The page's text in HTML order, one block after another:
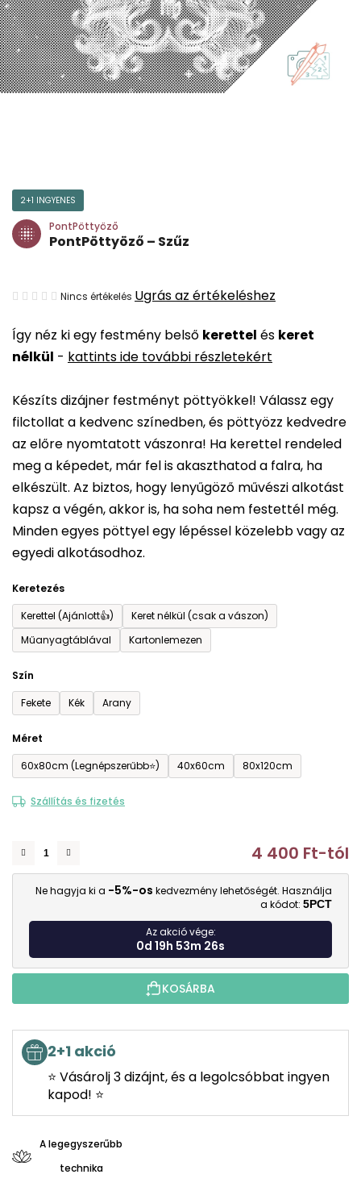
Így néz ki egy festmény belső kerettel és keret
nélkül - kattints ide további részletekért
Készíts dizájner festményt pöttyökkel! Válassz egy
filctollat a kedvenc színedben, és pöttyözz kedvedre
az előre nyomtatott vászonra! Ha kerettel rendeled
meg a képedet, már fel is akaszthatod a falra, ha
elkészült. Az biztos, hogy lenyűgöző művészi alkotást
kapsz a végén, akkor is, ha soha nem festettél még.
Minden egyes pöttyel egy lépéssel közelebb vagy az
egyedi alkotásodhoz.
Keretezés
Kerettel (Ajánlott👍)
Keret nélkül (csak a vászon)
Műanyagtáblával
Kartonlemezen
Szín
Fekete
Kék Arany
Méret
60x80cm (Legnépszerűbb⭐)
40x60cm 80x120cm
Szállítás és fizetés
4 400 Ft-tól
Ne hagyja ki a -5%-os kedvezmény lehetőségét. Használja
a kódot: 5PCT
Az akció vége:
0d 19h 53m 25s
KOSÁRBA
2+1 akció
⭐ Vásárolj 3 dizájnt, és a legolcsóbbat ingyen
kapod! ⭐
A legegyszerűbb
technika
2+1 INGYENES
PontPöttyöző
PontPöttyöző – Szűz
A
átlagos
értékelése
ből
0,0
csillag.
Nincs értékelés Ugrás az értékeléshez